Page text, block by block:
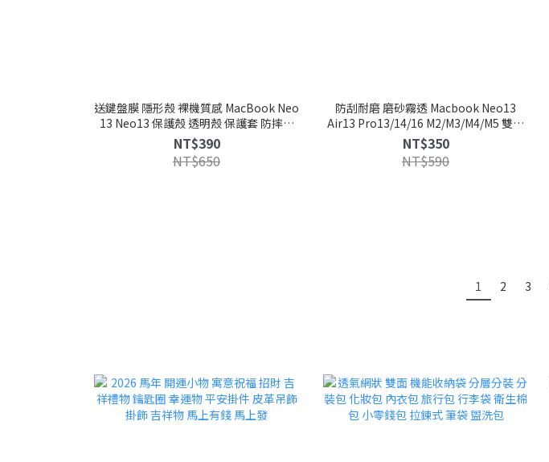
送鍵盤膜 隱形殼 裸機質感 MacBook Neo
13 Neo13 保護殼 透明殼 保護套 防摔殼
霧面 高透 輕薄
NT$390
NT$650
防刮耐磨 磨砂霧透 Macbook Neo13
Air13 Pro13/14/16 M2/M3/M4/M5 雙料
防摔殼
NT$350
NT$590
1 2 3